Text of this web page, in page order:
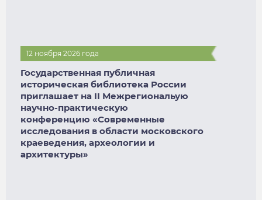
12 ноября 2026 года
Государственная публичная
историческая библиотека России
приглашает на II Межрегиональую
научно-практическую
конференцию «Современные
исследования в области московского
краеведения, археологии и
архитектуры»